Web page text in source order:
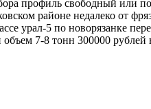
профиль свободный или
районе недалеко от
урал-5 по новорязанке
объем 7-8 тонн 300000 рублей